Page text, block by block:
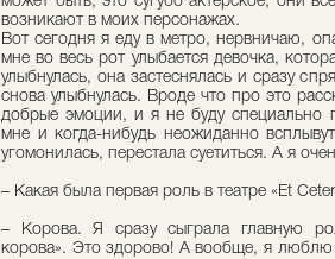
возникают в моих персонажах.
Вот сегодня я еду в метро, нервничаю,
мне во весь рот улыбается девочка,
улыбнулась, она застеснялась и сразу
снова улыбнулась. Вроде что про это
добрые эмоции, и я не буду специально
мне и когда-нибудь неожиданно
угомонилась, перестала суетиться. А я
– Какая была первая роль в театре «Et
– Корова. Я сразу сыграла главную
корова». Это здорово! А вообще, я люблю